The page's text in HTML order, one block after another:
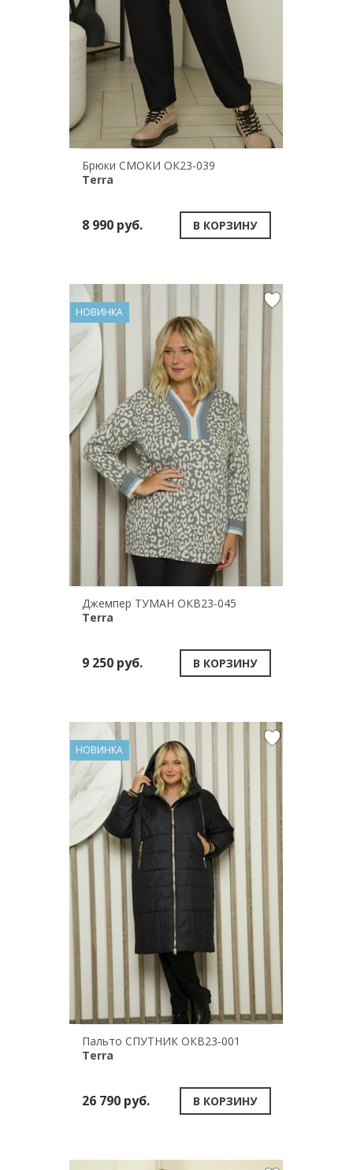
Брюки СМОКИ ОК23-039
Terra
8 990 руб. В КОРЗИНУ
НОВИНКА
Джемпер ТУМАН ОКВ23-045
Terra
9 250 руб. В КОРЗИНУ
НОВИНКА
Пальто СПУТНИК ОКВ23-001
Terra
26 790 руб. В КОРЗИНУ